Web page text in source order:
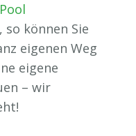
Pool
so können Sie
eigenen Weg
eigene
– wir